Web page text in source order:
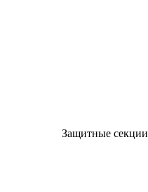
Защитные секции